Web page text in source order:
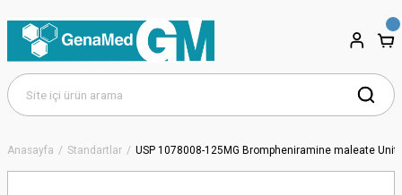
Anasayfa Standartlar USP 1078008-125MG Brompheniramine maleate